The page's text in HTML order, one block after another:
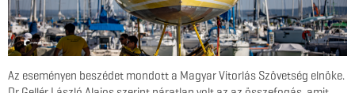
Az eseményen beszédet mondott a Magyar Vitorlás Szövetség elnöke.